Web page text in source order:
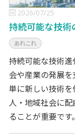
2026/07/25
持続可能な技術
あれこれ
持続可能な技術
会や産業の発展を
単に新しい技術
人・地域社会に
ることが重要で